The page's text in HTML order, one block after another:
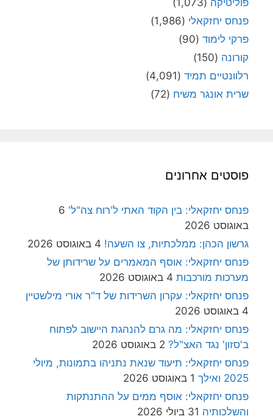
פוליטיקה (1,073)
פנחס יחזקאלי (1,986)
פרקי לימוד (90)
קורונה (150)
רלוונטיים תמיד (4,091)
שרית אונגר משיח (72)
פוסטים אחרונים
פנחס יחזקאלי: בין הקוד האתי ל'רוח צה"ל' 6
באוגוסט 2026
גרשון הכהן: ממלכתיות, צו השעה! 4 באוגוסט 2026
פנחס יחזקאלי: אוסף המאמרים על שרידותן של
מערכות מורכבות 4 באוגוסט 2026
פנחס יחזקאלי: עקרון השרידות של ד"ר אורי מילשטיין
4 באוגוסט 2026
פנחס יחזקאלי: מה גרם להנהגת היישוב לפתוח
ב'סזון' נגד האצ"ל? 2 באוגוסט 2026
פנחס יחזקאלי: תיעוד שנאת נתניהו בתמונות, מיולי
2025 ואילך
1 באוגוסט 2026
פנחס יחזקאלי: אוסף ממים על ההתנתקות
והשלכותיה 31 ביולי 2026